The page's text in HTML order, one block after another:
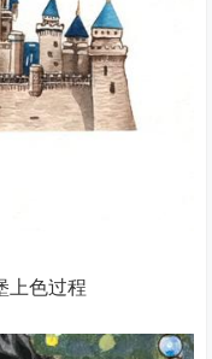
上色过程